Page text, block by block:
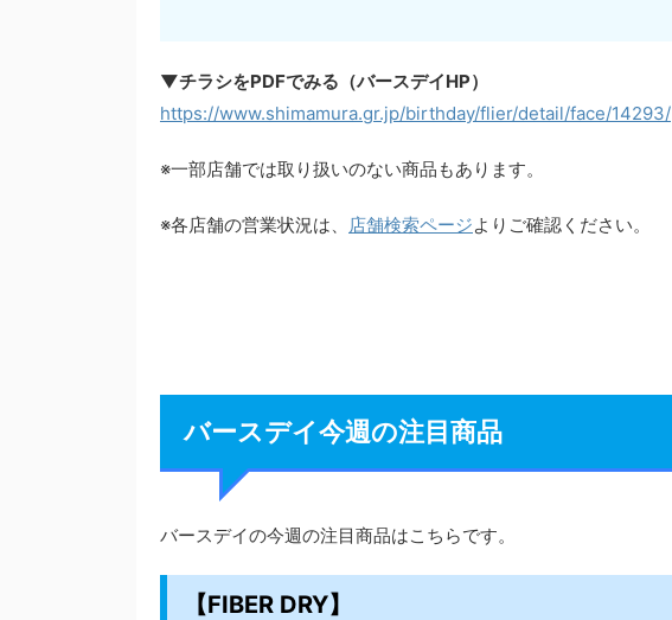
▼チラシをPDFでみる（バースデイHP）
https://www.shimamura.gr.jp/birthday/flier/detail/face/14293/
※一部店舗では取り扱いのない商品もあります。
※各店舗の営業状況は、 店舗検索ページよりご確認ください。
バースデイ今週の注目商品
バースデイの今週の注目商品はこちらです。
【FIBER DRY】